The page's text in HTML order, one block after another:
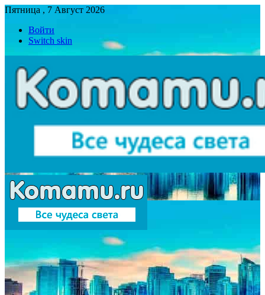
Пятница , 7 Август 2026
Войти
Switch skin